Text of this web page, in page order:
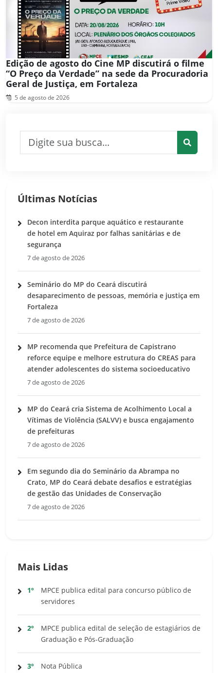
Edição de agosto do Cine MP discutirá o filme
“O Preço da Verdade” na sede da Procuradoria
Geral de Justiça, em Fortaleza
5 de agosto de 2026
Últimas Notícias
Decon interdita parque aquático e restaurante
de hotel em Aquiraz por falhas sanitárias e de
segurança
7 de agosto de 2026
Seminário do MP do Ceará discutirá
desaparecimento de pessoas, memória e justiça em
Fortaleza
7 de agosto de 2026
MP recomenda que Prefeitura de Capistrano
reforce equipe e melhore estrutura do CREAS para
atender adolescentes do sistema socioeducativo
7 de agosto de 2026
MP do Ceará cria Sistema de Acolhimento Local a
Vítimas de Violência (SALVV) e busca engajamento
de prefeituras
7 de agosto de 2026
Em segundo dia do Seminário da Abrampa no
Crato, MP do Ceará debate desafios e estratégias
de gestão das Unidades de Conservação
7 de agosto de 2026
Mais Lidas
1º
MPCE publica edital para concurso público de
servidores
2º
MPCE publica edital de seleção de estagiários de
Graduação e Pós-Graduação
3º Nota Pública